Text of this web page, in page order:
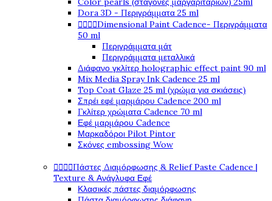
Dora 3D - Περιγράμματα 25 ml
Dimensional Paint Cadence- Περιγράμματα
50 ml
Περιγράμματα μάτ
Περιγράμματα μεταλλικά
Διάφανο γκλίτερ holographic effect paint 90 ml
Mix Media Spray Ink Cadence 25 ml
Top Coat Glaze 25 ml (χρώμα για σκιάσεις)
Σπρέι εφέ μαρμάρου Cadence 200 ml
Γκλίτερ χρώματα Cadence 70 ml
Εφέ μαρμάρου Cadence
Μαρκαδόροι Pilot Pintor
Σκόνες embossing Wow
Πάστες Διαμόρφωσης & Relief Paste Cadence |
Texture & Ανάγλυφα Εφέ
Κλασικές πάστες διαμόρφωσης